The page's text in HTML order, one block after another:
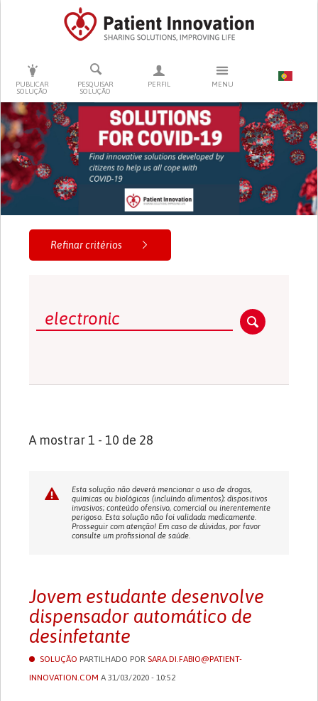
PUBLICAR
SOLUÇÃO
PESQUISAR
SOLUÇÃO
PERFIL MENU
PRESSIONE ENTER PARA PESQUISAR
Refinar critérios
A mostrar 1 - 10 de 28
Esta solução não deverá mencionar o uso de drogas,
químicas ou biológicas (incluíndo alimentos); dispositivos
invasivos; conteúdo ofensivo, comercial ou inerentemente
perigoso. Esta solução não foi validada medicamente.
Prosseguir com atenção! Em caso de dúvidas, por favor
consulte um profissional de saúde.
Jovem estudante desenvolve
dispensador automático de
desinfetante
SOLUÇÃO PARTILHADO POR SARA.DI.FABIO@PATIENT-
INNOVATION.COM A 31/03/2020 - 10:52